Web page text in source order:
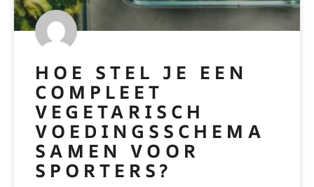
HOE STEL JE EEN
COMPLEET
VEGETARISCH
VOEDINGSSCHEMA
SAMEN VOOR
SPORTERS?